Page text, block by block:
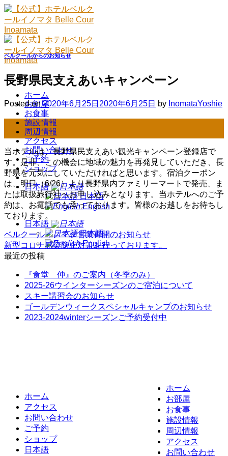
Skip
to
content
ホーム
お部屋
お食事
施設情報
周辺情報
アクセス
お問い合わせ
ご予約
ショップ
日本語
日本語
English
日本語
日本語
English
ベルクールからのお知らせ
長野県民支えあいキャンペーン
Posted on2020年6月25日 2020年6月25日 by InomataYoshie
6月
当ホテルは、長野県民支えあい観光キャンペーン登録店で
す。是非、この機会に地域の魅力を再発見していただき、長
野県を元気にしていただければと思います。宿泊クーポン
は、明日（6/26）より長野県内ファミリーマートで発売、ま
たは取扱旅行社へお申し込みとなります。当ホテルへのご予
約は、お電話でも承っております。皆様のお越しをお待ちし
ております。
ベルクールイノマタ営業再開のお知らせ
新型コロナ感染防止対策を行っております。
最近の投稿
『食堂 仲』のご案内（冬季のみ）
2025-26ウインターシーズンのご宿泊について
スキー講習会のお知らせ
ゴールデンウィークスペシャルキャンプのお知らせ
2023-2024winterシーズンご予約受付中
ホーム
アクセス
お問い合わせ
ご予約
ショップ
日本語
ホーム
お部屋
お食事
施設情報
周辺情報
アクセス
お問い合わせ